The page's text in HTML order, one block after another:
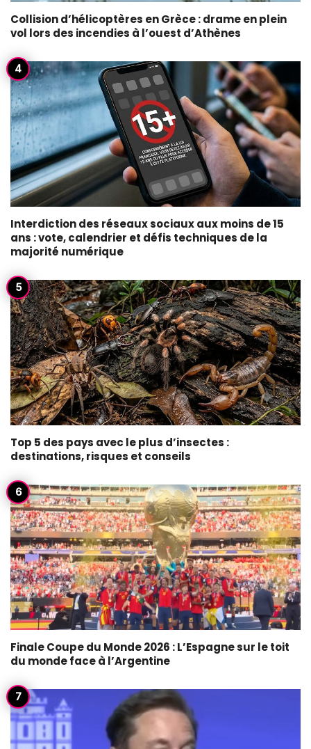
Collision d’hélicoptères en Grèce : drame en plein
vol lors des incendies à l’ouest d’Athènes
Interdiction des réseaux sociaux aux moins de 15
ans : vote, calendrier et défis techniques de la
majorité numérique
Top 5 des pays avec le plus d’insectes :
destinations, risques et conseils
Finale Coupe du Monde 2026 : L’Espagne sur le toit
du monde face à l’Argentine